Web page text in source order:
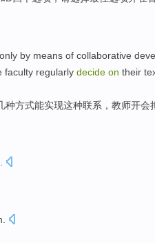
by means of collaborative
faculty regularly decide on their
种方式能实现这种联系 ， 教师开会
.